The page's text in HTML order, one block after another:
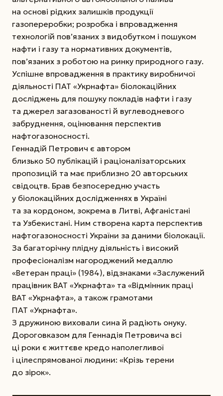
на основі рідких залишків продукції
газопереробки; розробка і впровадження
технологій пов’язаних з видобутком і пошуком
нафти і газу та нормативних документів,
пов’язаних з роботою на ринку природного газу.
Успішне впровадження в практику виробничої
діяльності ПАТ «Укрнафта» біолокаційних
досліджень для пошуку покладів нафти і газу
та джерел загазованості й вуглеводневого
забруднення, оцінювання перспектив
нафтогазоносності.
Геннадій Петрович є автором
близько 50 публікацій і раціоналізаторських
пропозицій та має приблизно 20 авторських
свідоцтв. Брав безпосередню участь
у біолокаційних дослідженнях в Україні
та за кордоном, зокрема в Литві, Афганістані
та Узбекистані. Ним створена карта перспектив
нафтогазоносності України за даними біолокації.
За багаторічну плідну діяльність і високий
професіоналізм нагороджений медаллю
«Ветеран праці» (1984), відзнаками «Заслужений
працівник ВАТ «Укрнафта» та «Відмінник праці
ВАТ «Укр­нафта», а також грамотами
ПАТ «Укрнафта».
З дружиною виховали сина й радіють онуку.
Дороговказом для Геннадія Петровича всі
ці роки є життєве кредо наполегливої
і цілеспрямованої людини: «Крізь терени
до зірок».